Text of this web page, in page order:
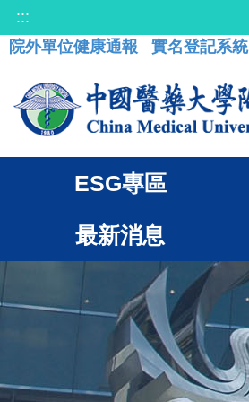
:::
院外單位健康通報
實名登記系統
ESG專區
最新消息